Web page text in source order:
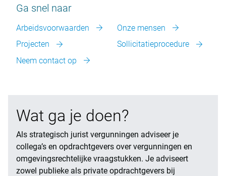
Ga snel naar
Arbeidsvoorwaarden
Onze mensen
Projecten
Sollicitatieprocedure
Neem contact op
Wat ga je doen?
Als strategisch jurist vergunningen adviseer je
collega’s en opdrachtgevers over vergunningen en
omgevingsrechtelijke vraagstukken. Je adviseert
zowel publieke als private opdrachtgevers bij